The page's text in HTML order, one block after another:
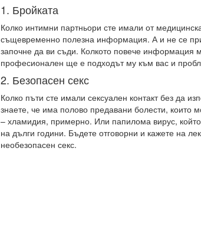
1. Бройката
Колко интимни партньори сте имали от
същевременно полезна информация. А и не се
започне да ви съди. Колкото повече информация
професионален ще е подходът му към вас и
2. Безопасен секс
Колко пъти сте имали сексуален контакт без да
знаете, че има полово предавани болести, които
– хламидия, примерно. Или папилома вирус,
на дълги години. Бъдете отговорни и кажете на
необезопасен секс.